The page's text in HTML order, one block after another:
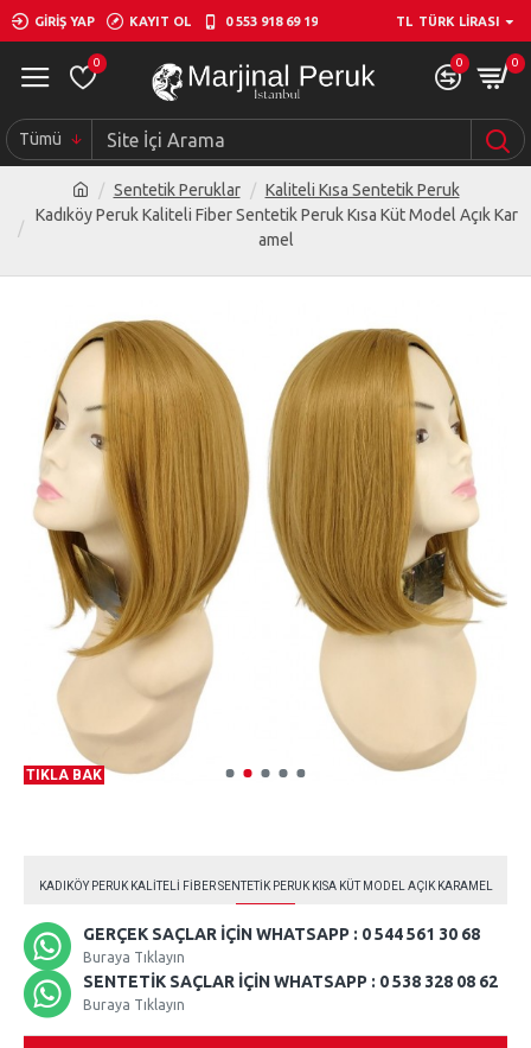
GIRIŞ YAP KAYIT OL 0 553 918 69 19 TL TÜRK LIRASI
0 0 0
Tümü
Sentetik Peruklar
Kaliteli Kısa Sentetik Peruk
Kadıköy Peruk Kaliteli Fiber Sentetik Peruk Kısa Küt Model Açık Kar
amel
TIKLA BAK
KADIKÖY PERUK KALITELI FIBER SENTETIK PERUK KISA KÜT MODEL AÇIK KARAMEL
GERÇEK SAÇLAR İÇIN WHATSAPP : 0 544 561 30 68
Buraya Tıklayın
SENTETIK SAÇLAR İÇIN WHATSAPP : 0 538 328 08 62
Buraya Tıklayın